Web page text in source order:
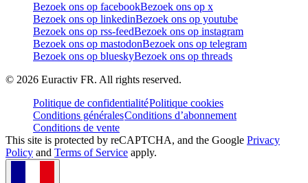
Bezoek ons op facebookBezoek ons op x
Bezoek ons op linkedinBezoek ons op youtube
Bezoek ons op rss-feedBezoek ons op instagram
Bezoek ons op mastodonBezoek ons op telegram
Bezoek ons op blueskyBezoek ons op threads
© 2026 Euractiv FR. All rights reserved.
Politique de confidentialitéPolitique cookies
Conditions généralesConditions d’abonnement
Conditions de vente
This site is protected by reCAPTCHA, and the Google Privacy
Policy and Terms of Service apply.